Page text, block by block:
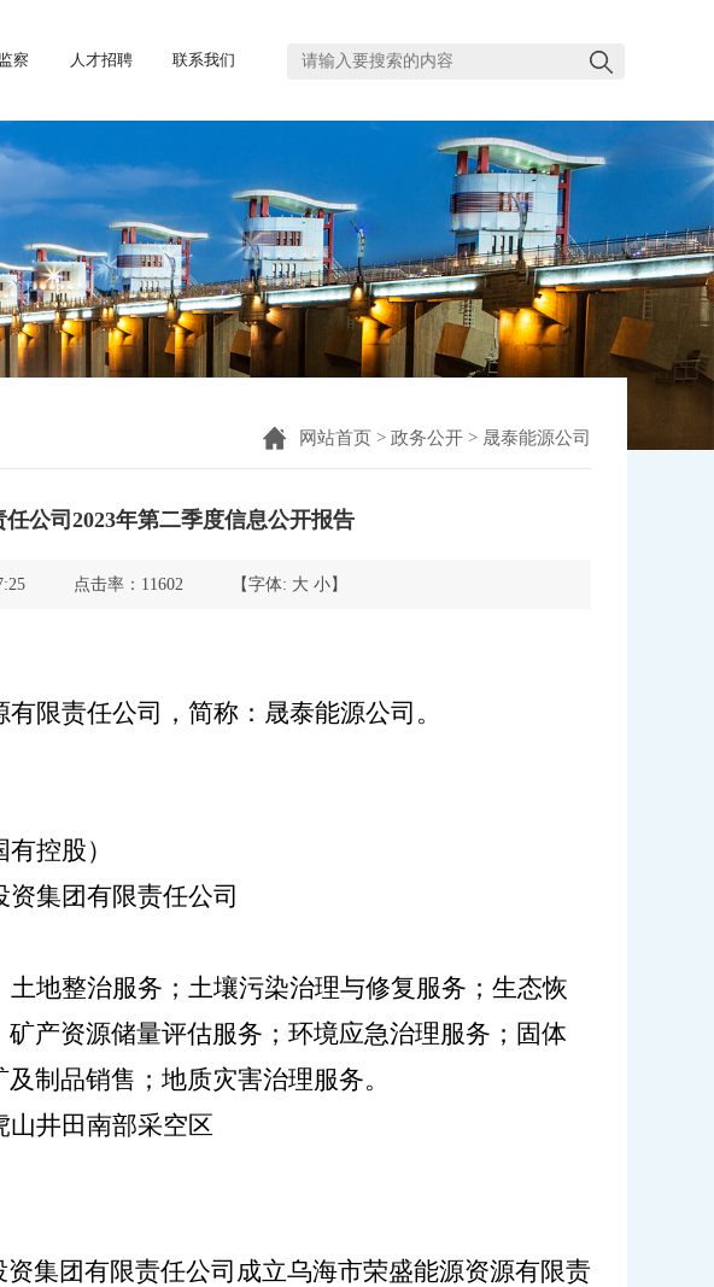
网站首页
新闻中心
政务公开
党群工作
纪检监察
人才招聘
察 人才招聘 联系我们
网站首页 > 政务公开 > 晟泰能源公司
公司2023年第二季度信息公开报告
点击率：11602 【字体: 大 小】
限责任公司，简称：晟泰能源公司。
控股）
资集团有限责任公司
土地整治服务；土壤污染治理与修复服务；生态恢
产资源储量评估服务；环境应急治理服务；固体
制品销售；地质灾害治理服务。
山井田南部采空区
集团有限责任公司成立乌海市荣盛能源资源有限责